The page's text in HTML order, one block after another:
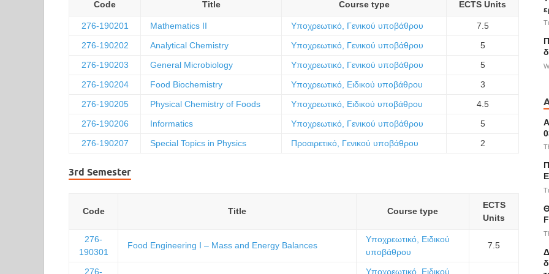
Code Title Course type ECTS Units
276-190201 Mathematics II Υποχρεωτικό, Γενικού υποβάθρου
7.5
276-190202
Analytical Chemistry Υποχρεωτικό, Γενικού υποβάθρου
5
276-190203
General Microbiology Υποχρεωτικό, Γενικού υποβάθρου
5
276-190204
Food Biochemistry Υποχρεωτικό, Ειδικού υποβάθρου
3
276-190205
Physical Chemistry of Foods Υποχρεωτικό, Ειδικού υποβάθρου
4.5
276-190206
Informatics Υποχρεωτικό, Γενικού υποβάθρου
5
276-190207
Special Topics in Physics Προαιρετικό, Γενικού υποβάθρου 2
3rd Semester
Code Title Course type
ECTS
Units
276-
190301
Food Engineering I – Mass and Energy Balances
Υποχρεωτικό, Ειδικού
υποβάθρου
7.5
276- Υποχρεωτικό, Ειδικού